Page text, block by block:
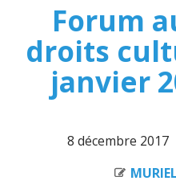
Forum
droits
janvier
8 décembre 2017